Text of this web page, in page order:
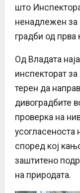
што
ненадлежен за
градби од прва
Од Владата
инспекторат
терен да
дивоградбите
проверка на
усогласеноста
според кој
заштитено
на природата.